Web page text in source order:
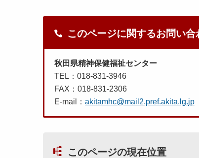
このページに関するお問い合
秋田県精神保健福祉センター
TEL：018-831-3946
FAX：018-831-2306
E-mail： akitamhc@mail2.pref.akita.lg.jp
このページの現在位置